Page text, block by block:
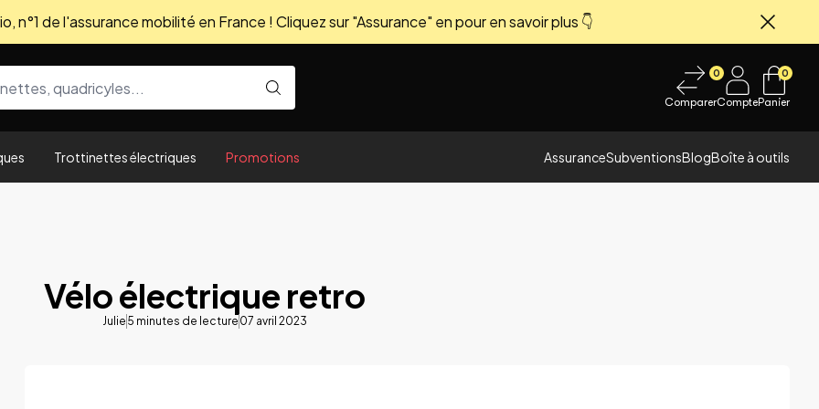
n°1 de l'assurance mobilité en France ! Cliquez sur "Assurance" en pour en savoir plus 👇
0
ComparerCompte
0
Panier
Trottinettes électriques Promotions AssuranceSubventionsBlogBoîte à outils
Vélo électrique retro
Julie 5 minutes de lecture 07 avril 2023